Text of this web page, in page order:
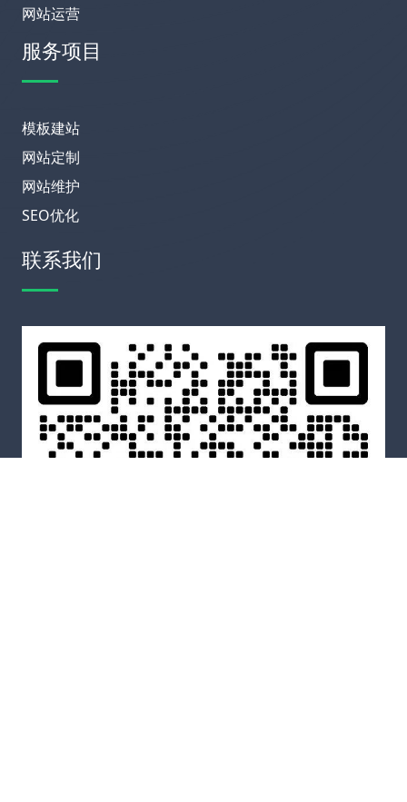
网站运营
服务项目
模板建站
网站定制
网站维护
SEO优化
联系我们